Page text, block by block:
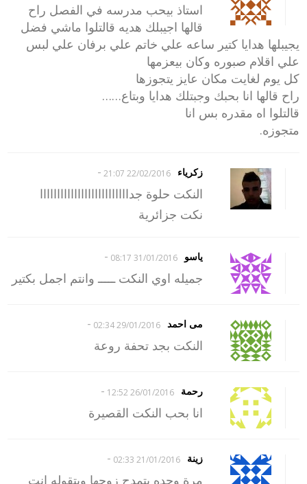
استاذ بيحب مدرسه في الفصل راح
قالها اجيبلك هديه قالتلوا ماشي فضل
يجيبلها هدايا كتير ساعه علي خاتم علي برفان علي لبس
علي اقلام صبوره وكان بيعزمها
كل يوم لغايت مكان عايز يتجوزها
راح قالها انا بحبك وجبتلك هدايا وبتاع……
قالتلوا اه مقدره بس انا
متجوزه.
زكرياء 22/02/2016 21:07
-
النكت حلوة جداااااااااااااااااااااااااا
نكت جزائرية
ياسو 31/01/2016 08:17
-
جميله اوي النكت ـــــ وانتم اجمل بكتير
مى احمد 29/01/2016 02:34
-
النكت بجد تحفة روعة
رحمة 26/01/2016 12:52
-
انا بحب النكت القصيرة
زينة 21/01/2016 02:33
-
مرة وحده بتمدح زوجها وبتقوله انت